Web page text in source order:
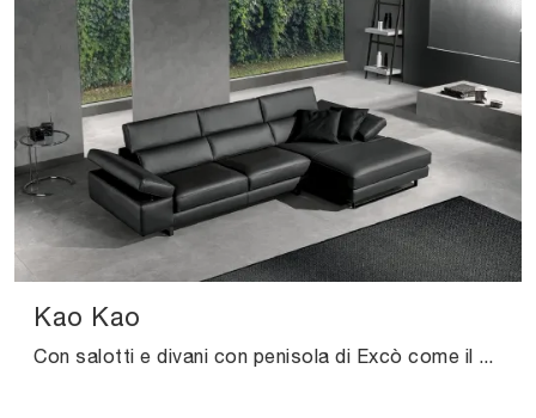
Kao Kao
Con salotti e divani con penisola di Excò come il modello Kao Kao in pelle, potrai completare il tuo concept d'arredo.